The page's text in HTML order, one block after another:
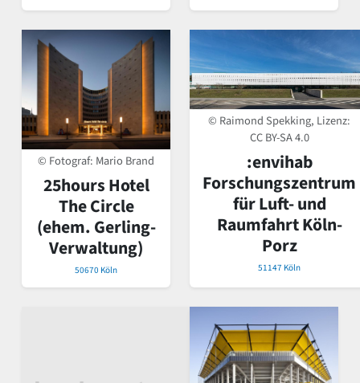
© Fotograf: Mario Brand
25hours Hotel
The Circle
(ehem. Gerling-
Verwaltung)
50670 Köln
© Raimond Spekking, Lizenz:
CC BY-SA 4.0
:envihab
Forschungszentrum
für Luft- und
Raumfahrt Köln-
Porz
51147 Köln